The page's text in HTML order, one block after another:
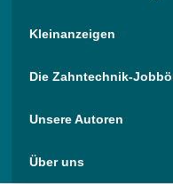
Kleinanzeigen
Die Zahntechnik-
Unsere Autoren
Über uns